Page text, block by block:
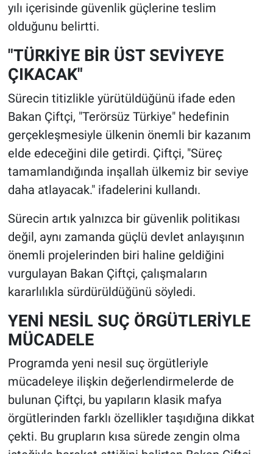
yılı içerisinde güvenlik güçlerine teslim
olduğunu belirtti.
"TÜRKİYE BİR ÜST SEVİYEYE
ÇIKACAK"
Sürecin titizlikle yürütüldüğünü ifade eden
Bakan Çiftçi, "Terörsüz Türkiye" hedefinin
gerçekleşmesiyle ülkenin önemli bir kazanım
elde edeceğini dile getirdi. Çiftçi, "Süreç
tamamlandığında inşallah ülkemiz bir seviye
daha atlayacak." ifadelerini kullandı.
Sürecin artık yalnızca bir güvenlik politikası
değil, aynı zamanda güçlü devlet anlayışının
önemli projelerinden biri haline geldiğini
vurgulayan Bakan Çiftçi, çalışmaların
kararlılıkla sürdürüldüğünü söyledi.
YENİ NESİL SUÇ ÖRGÜTLERİYLE
MÜCADELE
Programda yeni nesil suç örgütleriyle
mücadeleye ilişkin değerlendirmelerde de
bulunan Çiftçi, bu yapıların klasik mafya
örgütlerinden farklı özellikler taşıdığına dikkat
çekti. Bu grupların kısa sürede zengin olma